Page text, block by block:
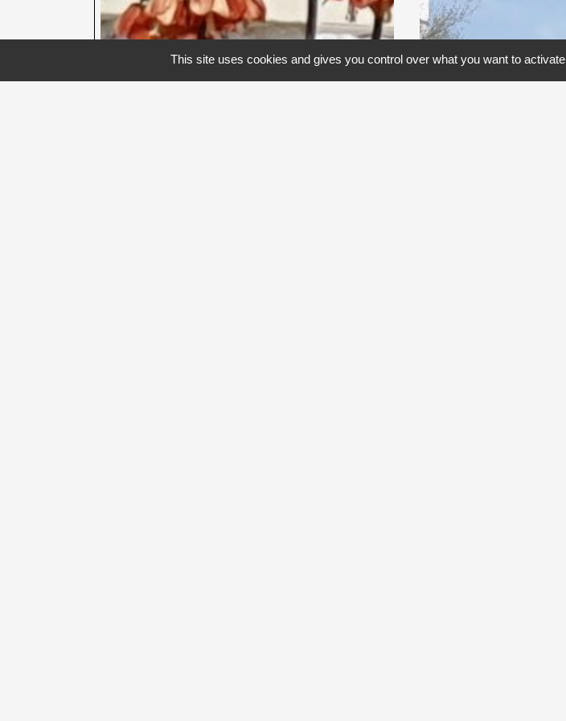
This site uses cookies and gives you control over what you want to activate